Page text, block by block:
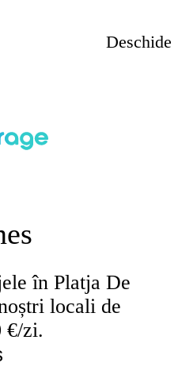
Deschide
în Platja De
locali de
€/zi.